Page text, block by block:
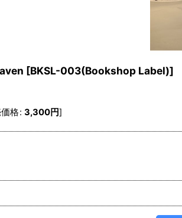
[BKSL-003(Bookshop Label)]
格: 3,300円]